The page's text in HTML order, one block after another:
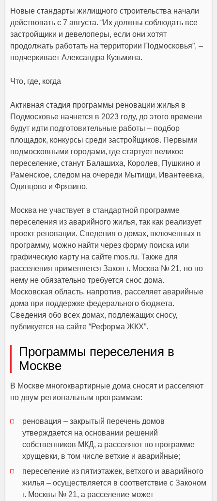
Новые стандарты жилищного строительства начали
действовать с 7 августа. “Их должны соблюдать все
застройщики и девелоперы, если они хотят
продолжать работать на территории Подмосковья”, –
подчеркивает Александра Кузьмина.
Что, где, когда
Активная стадия программы реновации жилья в
Подмосковье начнется в 2023 году, до этого времени
будут идти подготовительные работы – подбор
площадок, конкурсы среди застройщиков. Первыми
подмосковными городами, где стартует великое
переселение, станут Балашиха, Королев, Пушкино и
Раменское, следом на очереди Мытищи, Ивантеевка,
Одинцово и Фрязино.
Москва не участвует в стандартной программе
переселения из аварийного жилья, так как реализует
проект реновации. Сведения о домах, включенных в
программу, можно найти через форму поиска или
графическую карту на сайте mos.ru. Также для
расселения применяется Закон г. Москва № 21, но по
нему не обязательно требуется снос дома.
Московская область, напротив, расселяет аварийные
дома при поддержке федерального бюджета.
Сведения обо всех домах, подлежащих сносу,
публикуется на сайте “Реформа ЖКХ”.
Программы переселения в
Москве
В Москве многоквартирные дома сносят и расселяют
по двум региональным программам:
реновация – закрытый перечень домов
утверждается на основании решений
собственников МКД, а расселяют по программе
хрущевки, в том числе ветхие и аварийные;
переселение из пятиэтажек, ветхого и аварийного
жилья – осуществляется в соответствие с Законом
г. Москвы № 21, а расселение может